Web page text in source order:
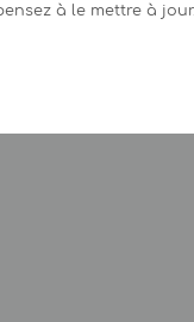
à le mettre à